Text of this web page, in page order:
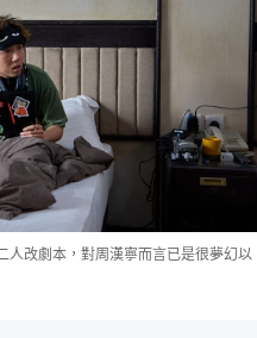
人改劇本，對周漢寧而言已是很夢幻以